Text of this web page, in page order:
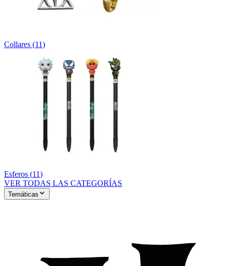
Collares (11)
Esferos (11)
VER TODAS LAS CATEGORÍAS
Temáticas